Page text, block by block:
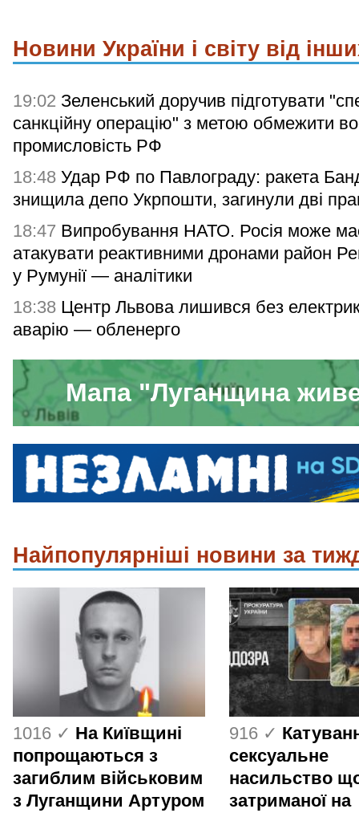
Новини України і світу від
19:02 Зеленський доручив підготувати
санкційну операцію" з метою обмежити
промисловість РФ
18:48 Удар РФ по Павлограду: ракета
знищила депо Укрпошти, загинули дві
18:47 Випробування НАТО. Росія може
атакувати реактивними дронами район
у Румунії — аналітики
18:38 Центр Львова лишився без
аварію — обленерго
Мапа "Луганщина
Найпопулярніші новини за
1016 ✓ На Київщині
попрощаються з
загиблим військовим
з Луганщини Артуром
916 ✓
сексуальне
насильство
затриманої на